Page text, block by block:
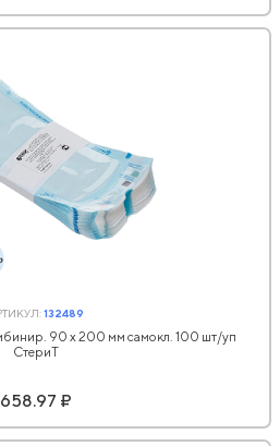
132489
90 х 200 мм самокл. 100 шт/уп
СтериТ
658.97 ₽